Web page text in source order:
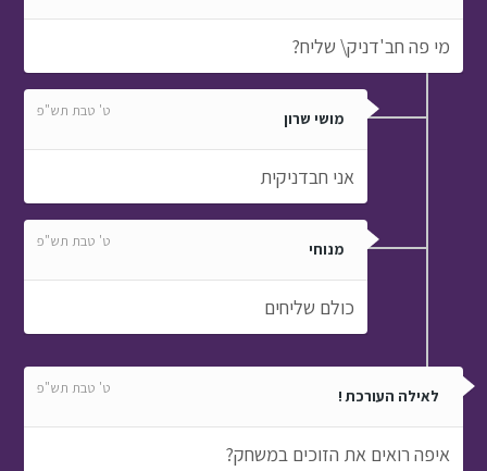
מי פה חב'דניק\ שליח?
מושי שרון ט' טבת תש"פ
אני חבדניקית
מנוחי ט' טבת תש"פ
כולם שליחים
לאילה העורכת ! ט' טבת תש"פ
איפה רואים את הזוכים במשחק?